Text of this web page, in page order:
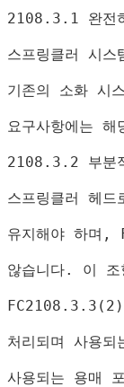
2108.3.1 완전
스프링클러 시
기존의 소화 시
요구사항에는 해
2108.3.2 부분
스프링클러 헤
유지해야 하며 ,
않습니다. 이
FC2108.3.3(2)
처리되며 사용되
사용되는 용매